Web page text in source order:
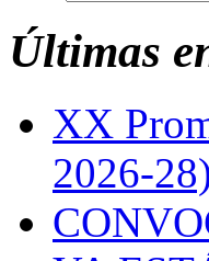
Últimas
XX
2026-